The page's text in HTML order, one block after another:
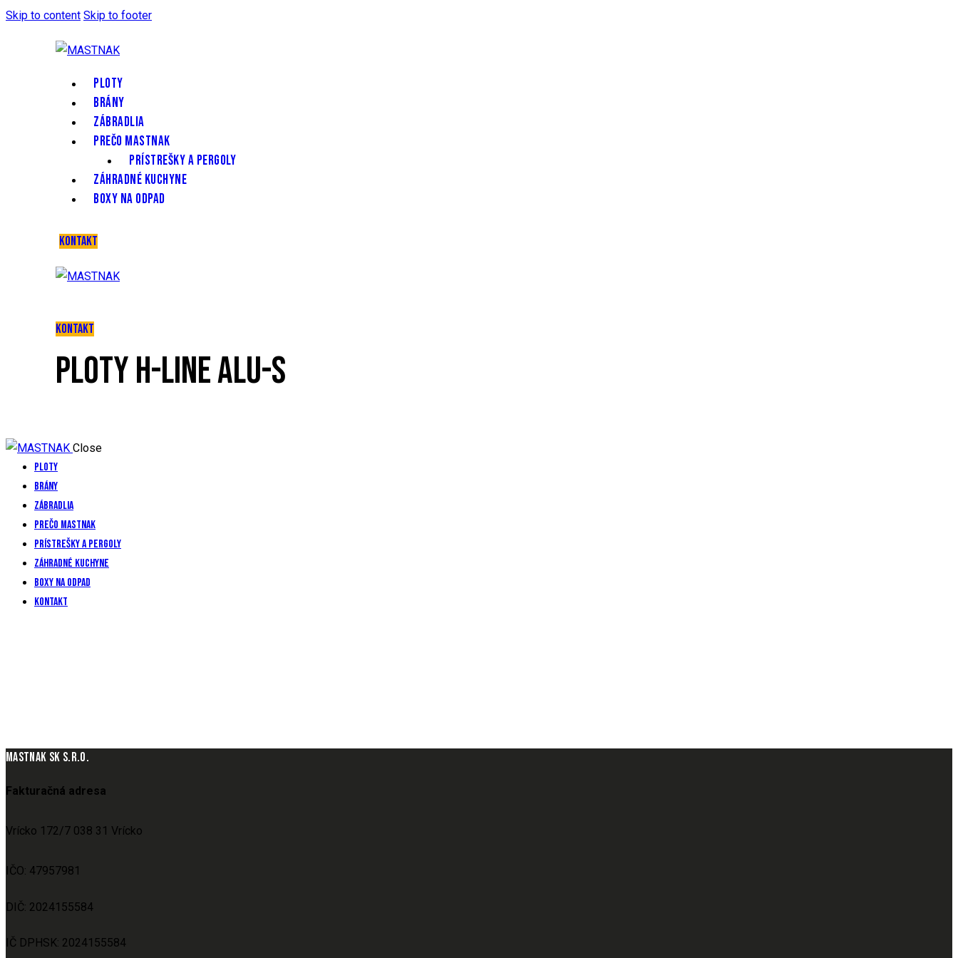
Skip to content Skip to footer
PLOTY
BRÁNY
ZÁBRADLIA
PREČO MASTNAK
PRÍSTREŠKY A PERGOLY
ZÁHRADNÉ KUCHYNE
BOXY NA ODPAD
KONTAKT
KONTAKT
PLOTY H-LINE ALU-S
Close
Ploty
Brány
Zábradlia
Prečo mastnak
Prístrešky a pergoly
Záhradné kuchyne
Boxy na odpad
Kontakt
MASTNAK SK S.R.O.
Fakturačná adresa
Vrícko 172/7 038 31 Vrícko
IČO: 47957981
DIČ: 2024155584
IČ DPHSK: 2024155584